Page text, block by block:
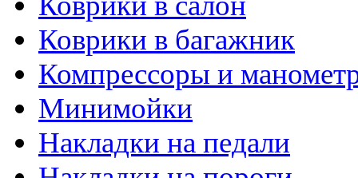
Коврики в багажник
Компрессоры и
Минимойки
Накладки на педали